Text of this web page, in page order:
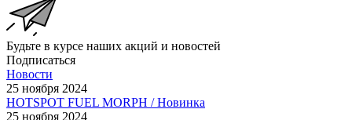
Будьте в курсе наших акций и новостей
Подписаться
Новости
25 ноября 2024
HOTSPOT FUEL MORPH / Новинка
25 ноября 2024